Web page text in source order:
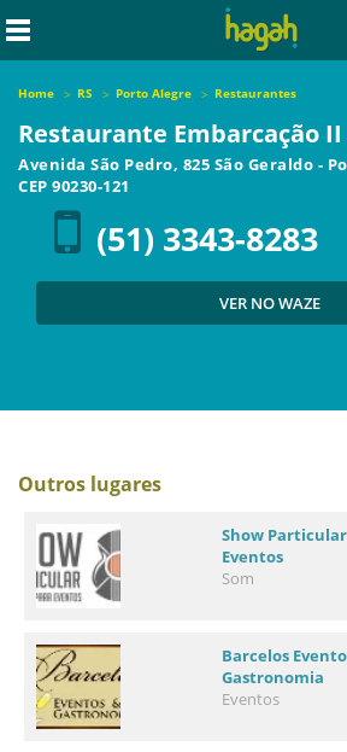
Home RS Porto Alegre Restaurantes
Restaurante Embarcação II
Avenida São Pedro, 825 São Geraldo -
CEP 90230-121
(51) 3343-8283
VER NO WAZE
Outros lugares
Show
Eventos
Som
Barcelos
Gastronomia
Eventos